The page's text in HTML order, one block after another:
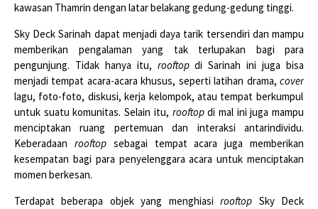
kawasan Thamrin dengan latar belakang gedung-gedung tinggi.
Sky Deck Sarinah dapat menjadi daya tarik tersendiri dan mampu
memberikan pengalaman yang tak terlupakan bagi para
pengunjung. Tidak hanya itu, rooftopdi Sarinah ini juga bisa
menjadi tempat acara-acara khusus, seperti latihan drama, cover
lagu, foto-foto, diskusi, kerja kelompok, atau tempat berkumpul
untuk suatu komunitas. Selain itu, rooftopdi mal ini juga mampu
menciptakan ruang pertemuan dan interaksi antarindividu.
Keberadaan rooftopsebagai tempat acara juga memberikan
kesempatan bagi para penyelenggara acara untuk menciptakan
momen berkesan.
Terdapat beberapa objek yang menghiasirooftop Sky Deck